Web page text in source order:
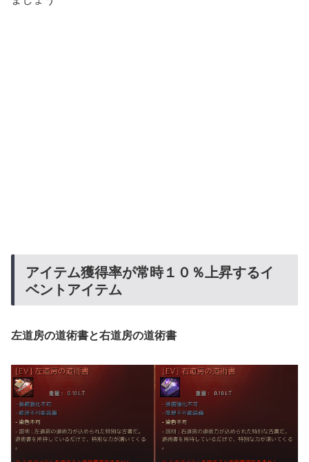
アイテム獲得率が常時１０％上昇するイ
ベントアイテム
左道房の道術書と右道房の道術書